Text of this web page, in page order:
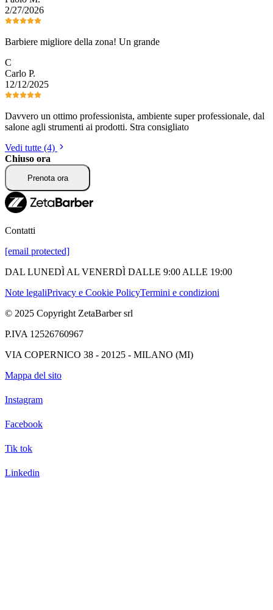
2/27/2026
Barbiere migliore della zona! Un grande
C
Carlo P.
12/12/2025
Davvero un ottimo professionista, ambiente super professionale, dal
salone agli strumenti ai prodotti. Stra consigliato
Vedi tutte (4)
Chiuso ora
Prenota ora
Contatti
[email protected]
DAL LUNEDÌ AL VENERDÌ DALLE 9:00 ALLE 19:00
Note legaliPrivacy e Cookie PolicyTermini e condizioni
© 2025 Copyright ZetaBarber srl
P.IVA 12526760967
VIA COPERNICO 38 - 20125 - MILANO (MI)
Mappa del sito
Instagram
Facebook
Tik tok
Linkedin